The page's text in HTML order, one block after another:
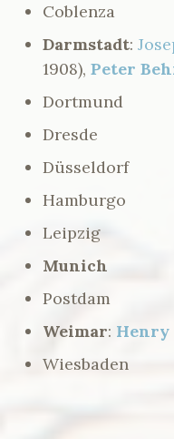
Coblenza
Darmstadt:
1908), Peter
Dortmund
Dresde
Düsseldorf
Hamburgo
Leipzig
Munich
Postdam
Weimar: Henry
Wiesbaden